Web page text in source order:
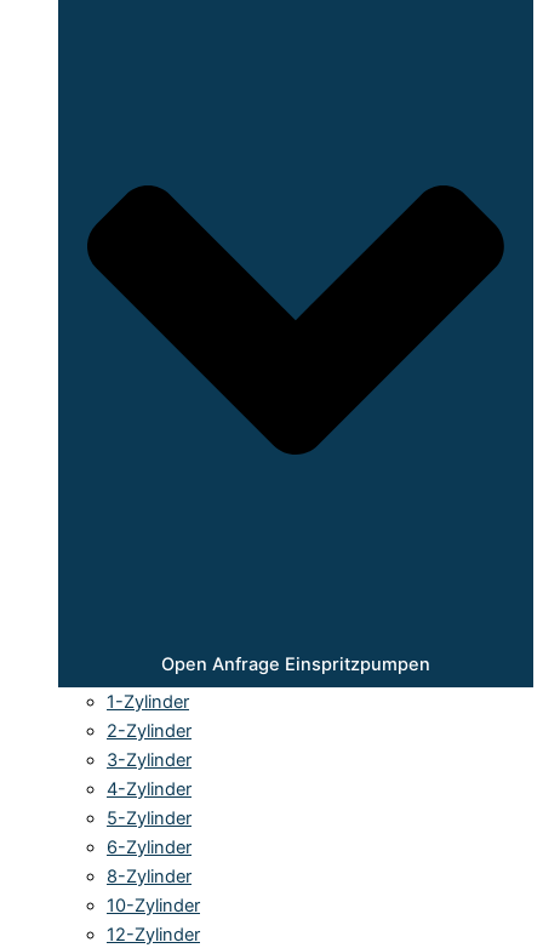
Open Anfrage Einspritzpumpen
1-Zylinder
2-Zylinder
3-Zylinder
4-Zylinder
5-Zylinder
6-Zylinder
8-Zylinder
10-Zylinder
12-Zylinder